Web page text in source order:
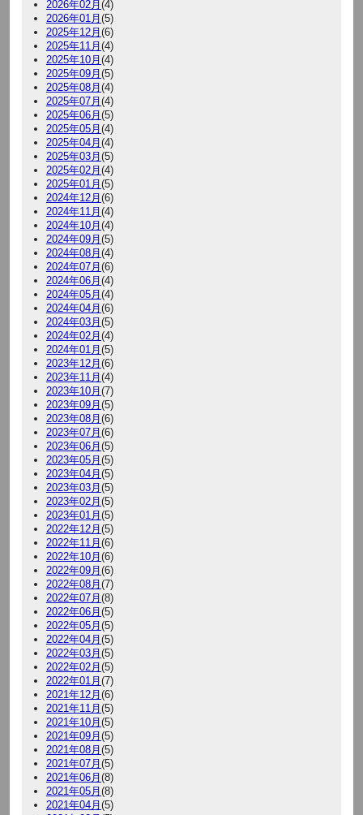
2026年02月 (4)
2026年01月 (5)
2025年12月 (6)
2025年11月 (4)
2025年10月 (4)
2025年09月 (5)
2025年08月 (4)
2025年07月 (4)
2025年06月 (5)
2025年05月 (4)
2025年04月 (4)
2025年03月 (5)
2025年02月 (4)
2025年01月 (5)
2024年12月 (6)
2024年11月 (4)
2024年10月 (4)
2024年09月 (5)
2024年08月 (4)
2024年07月 (6)
2024年06月 (4)
2024年05月 (4)
2024年04月 (6)
2024年03月 (5)
2024年02月 (4)
2024年01月 (5)
2023年12月 (6)
2023年11月 (4)
2023年10月 (7)
2023年09月 (5)
2023年08月 (6)
2023年07月 (6)
2023年06月 (5)
2023年05月 (5)
2023年04月 (5)
2023年03月 (5)
2023年02月 (5)
2023年01月 (5)
2022年12月 (5)
2022年11月 (6)
2022年10月 (6)
2022年09月 (6)
2022年08月 (7)
2022年07月 (8)
2022年06月 (5)
2022年05月 (5)
2022年04月 (5)
2022年03月 (5)
2022年02月 (5)
2022年01月 (7)
2021年12月 (6)
2021年11月 (5)
2021年10月 (5)
2021年09月 (5)
2021年08月 (5)
2021年07月 (5)
2021年06月 (8)
2021年05月 (8)
2021年04月 (5)